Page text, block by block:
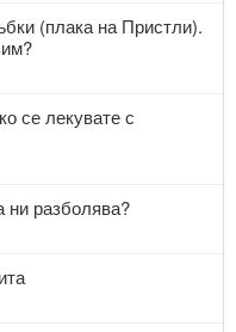
(плака на Пристли).
се лекувате с
разболява?